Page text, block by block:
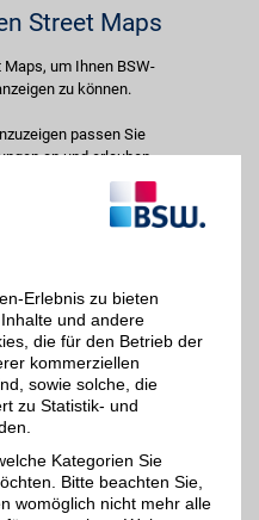
Street Maps
Maps, um Ihnen BSW-
zu können.
passen Sie
an und erlauben
Auswahl können Sie
Einstellungen im
ändern.
Erlebnis zu bieten
und andere
die für den Betrieb der
kommerziellen
sowie solche, die
zu Statistik- und
Kategorien Sie
Bitte beachten Sie,
womöglich nicht mehr alle